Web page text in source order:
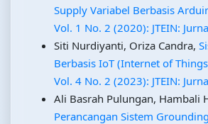
Supply Variabel Berbasis
Vol. 1 No. 2 (2020): JTEIN:
Siti Nurdiyanti, Oriza Candra,
Berbasis IoT (Internet of
Vol. 4 No. 2 (2023): JTEIN:
Ali Basrah Pulungan, Hambali
Perancangan Sistem